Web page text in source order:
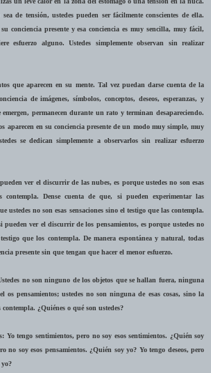
de tensión, ustedes pueden ser fácilmente conscientes de ella.
su conciencia presente y esa conciencia es muy sencilla, muy fácil,
esfuerzo alguno. Ustedes simplemente observan sin realizar
que aparecen en su mente. Tal vez puedan darse cuenta de la
de imágenes, símbolos, conceptos, deseos, esperanzas, y
permanecen durante un rato y terminan desapareciendo.
aparecen en su conciencia presente de un modo muy simple, muy
se dedican simplemente a observarlos sin realizar esfuerzo
ver el discurrir de las nubes, es porque ustedes no son esas
Dense cuenta de que, si pueden experimentar las
ustedes no son esas sensaciones sino el testigo que las contempla.
pueden ver el discurrir de los pensamientos, es porque ustedes no
que los contempla. De manera espontánea y natural, todas
presente sin que tengan que hacer el menor esfuerzo.
no son ninguno de los objetos que se hallan fuera, ninguna
os pensamientos; ustedes no son ninguna de esas cosas, sino la
¿Quiénes o qué son ustedes?
Yo tengo sentimientos, pero no soy esos sentimientos. ¿Quién soy
no soy esos pensamientos. ¿Quién soy yo? Yo tengo deseos, pero
yo?